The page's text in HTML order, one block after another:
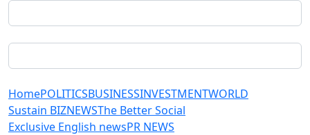
HomePOLITICSBUSINESSINVESTMENTWORLD
Sustain BIZNEWSThe Better Social
Exclusive English newsPR NEWS